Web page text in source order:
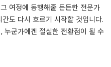
여정에 동행해줄 든든한 전문가
도 다시 흐르기 시작할 것입니다.
누군가에겐 절실한 전환점이 될 수